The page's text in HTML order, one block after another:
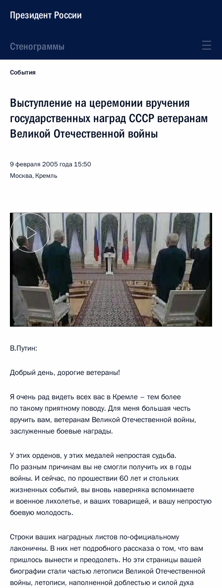
Президент России
Стенограммы
События
Выступление на церемонии вручения
государственных наград СССР ветеранам
Великой Отечественной войны
9 февраля 2005 года 15:50
Москва, Кремль
В.Путин:
Добрый день, дорогие ветераны!
Я очень рад видеть всех вас в Кремле – тем более
по такому приятному поводу. Для меня большая честь
вручить вам, ветеранам Великой Отечественной войны,
заслуженные боевые награды.
У этих орденов, у этих медалей непростая судьба.
По разным причинам вы не смогли получить их в годы
войны. И сейчас, по прошествии 60 лет и стольких
жизненных событий, вы вновь наверняка вспоминаете
и военное лихолетье, и ваших товарищей, и вашу непростую
боевую молодость.
Строки ваших наградных листов по‑официальному
лаконичны. В них нет подробного рассказа о том, что вам
пришлось вынести и преодолеть. Но эти страницы вашей
биографии стали частью летописи Великой Отечественной
войны, летописи, наполненной доблестью и силой духа